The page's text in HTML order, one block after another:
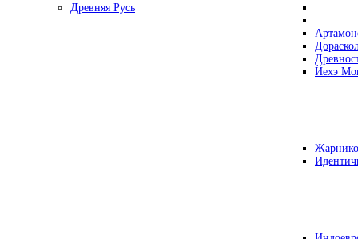
Древняя Русь
Йехэ